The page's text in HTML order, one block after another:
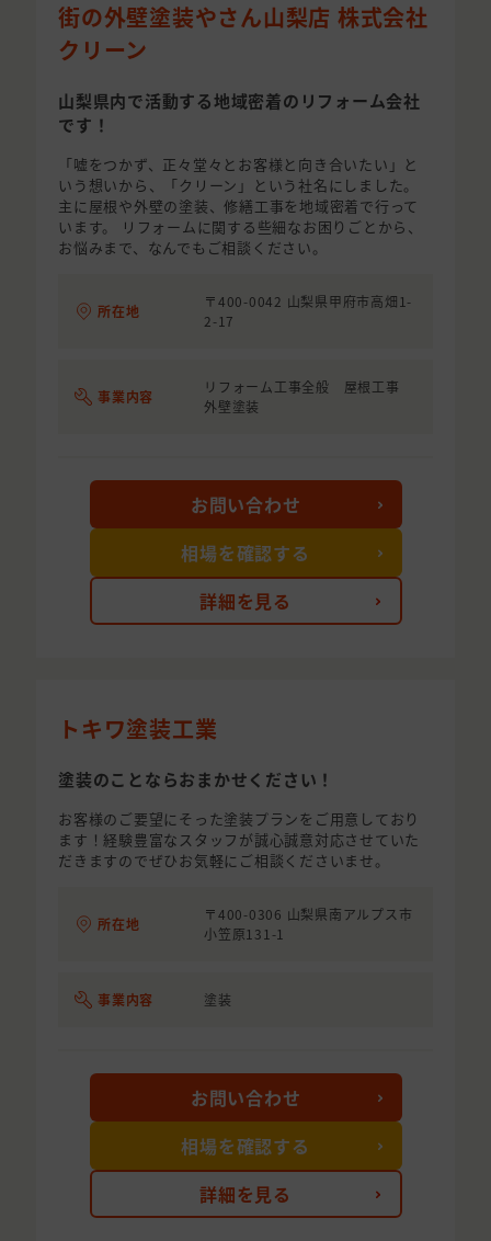
街の外壁塗装やさん山梨店 株式会社
クリーン
山梨県内で活動する地域密着のリフォーム会社
です！
「嘘をつかず、正々堂々とお客様と向き合いたい」と
いう想いから、「クリーン」という社名にしました。
主に屋根や外壁の塗装、修繕工事を地域密着で行って
います。 リフォームに関する些細なお困りごとから、
お悩みまで、なんでもご相談ください。
所在地
〒400-0042 山梨県甲府市高畑1-
2-17
事業内容
リフォーム工事全般 屋根工事
外壁塗装
詳細を見る
お問い合わせ
相場を確認する
トキワ塗装工業
塗装のことならおまかせください！
お客様のご要望にそった塗装プランをご用意しており
ます！経験豊富なスタッフが誠心誠意対応させていた
だきますのでぜひお気軽にご相談くださいませ。
所在地
〒400-0306 山梨県南アルプス市
小笠原131-1
事業内容 塗装
詳細を見る
お問い合わせ
相場を確認する